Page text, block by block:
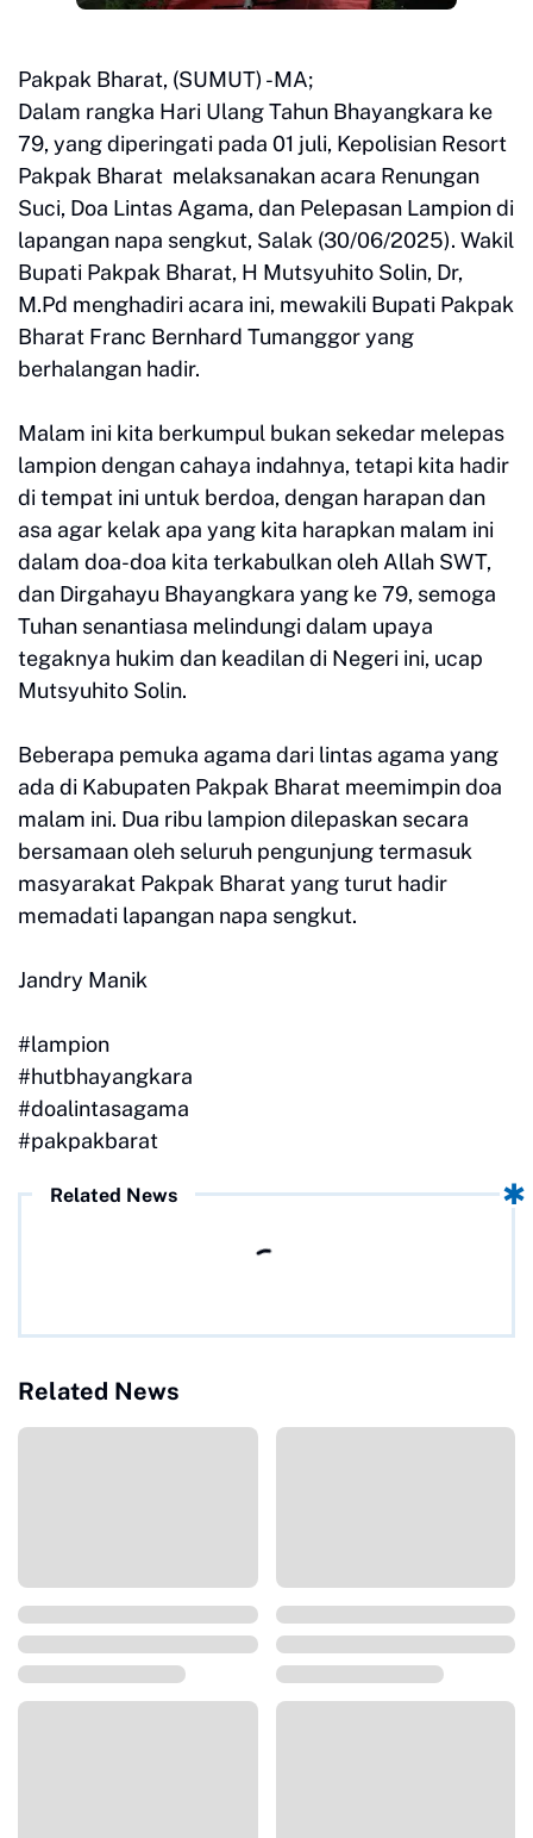
Pakpak Bharat, (SUMUT) -MA;
Dalam rangka Hari Ulang Tahun Bhayangkara ke
79, yang diperingati pada 01 juli, Kepolisian Resort
Pakpak Bharat melaksanakan acara Renungan
Suci, Doa Lintas Agama, dan Pelepasan Lampion di
lapangan napa sengkut, Salak (30/06/2025). Wakil
Bupati Pakpak Bharat, H Mutsyuhito Solin, Dr,
M.Pd menghadiri acara ini, mewakili Bupati Pakpak
Bharat Franc Bernhard Tumanggor yang
berhalangan hadir.
Malam ini kita berkumpul bukan sekedar melepas
lampion dengan cahaya indahnya, tetapi kita hadir
di tempat ini untuk berdoa, dengan harapan dan
asa agar kelak apa yang kita harapkan malam ini
dalam doa-doa kita terkabulkan oleh Allah SWT,
dan Dirgahayu Bhayangkara yang ke 79, semoga
Tuhan senantiasa melindungi dalam upaya
tegaknya hukim dan keadilan di Negeri ini, ucap
Mutsyuhito Solin.
Beberapa pemuka agama dari lintas agama yang
ada di Kabupaten Pakpak Bharat meemimpin doa
malam ini. Dua ribu lampion dilepaskan secara
bersamaan oleh seluruh pengunjung termasuk
masyarakat Pakpak Bharat yang turut hadir
memadati lapangan napa sengkut.
Jandry Manik
#lampion
#hutbhayangkara
#doalintasagama
#pakpakbarat
Related News
Related News